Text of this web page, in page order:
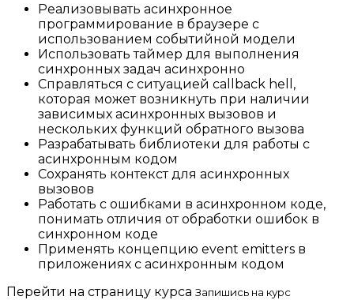
Реализовывать асинхронное
программирование в браузере с
использованием событийной модели
Использовать таймер для выполнения
синхронных задач асинхронно
Справляться с ситуацией callback hell,
которая может возникнуть при наличии
зависимых асинхронных вызовов и
нескольких функций обратного вызова
Разрабатывать библиотеки для работы с
асинхронным кодом
Сохранять контекст для асинхронных
вызовов
Работать с ошибками в асинхронном коде,
понимать отличия от обработки ошибок в
синхронном коде
Применять концепцию event emitters в
приложениях с асинхронным кодом
Перейти на страницу курса Запишись на курс